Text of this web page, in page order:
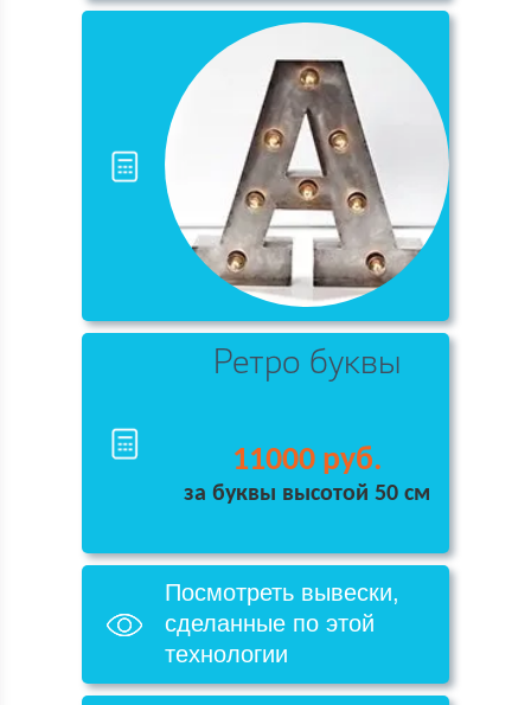
Ретро буквы
11000 руб.
за буквы высотой 50 см
Посмотреть вывески,
сделанные по этой
технологии